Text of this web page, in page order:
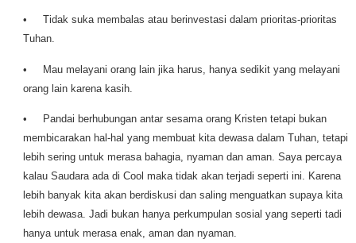
• Tidak suka membalas atau berinvestasi dalam prioritas-prioritas
Tuhan.
• Mau melayani orang lain jika harus, hanya sedikit yang melayani
orang lain karena kasih.
• Pandai berhubungan antar sesama orang Kristen tetapi bukan
membicarakan hal-hal yang membuat kita dewasa dalam Tuhan, tetapi
lebih sering untuk merasa bahagia, nyaman dan aman. Saya percaya
kalau Saudara ada di Cool maka tidak akan terjadi seperti ini. Karena
lebih banyak kita akan berdiskusi dan saling menguatkan supaya kita
lebih dewasa. Jadi bukan hanya perkumpulan sosial yang seperti tadi
hanya untuk merasa enak, aman dan nyaman.